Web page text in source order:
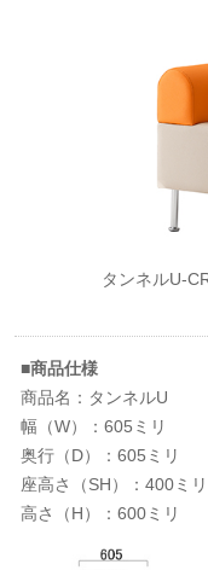
タンネルU-
■商品仕様
商品名：タンネルU
幅（W）：605ミリ
奥行（D）：605ミリ
座高さ（SH）：400ミリ
高さ（H）：600ミリ